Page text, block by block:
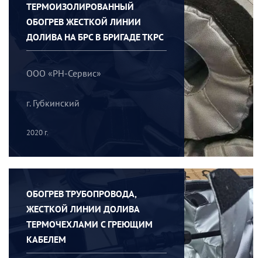
ТЕРМОИЗОЛИРОВАННЫЙ
ОБОГРЕВ ЖЕСТКОЙ ЛИНИИ
ДОЛИВА НА БРС В БРИГАДЕ ТКРС
ООО «РН-Сервис»
г. Губкинский
2020 г.
ОБОГРЕВ ТРУБОПРОВОДА,
ЖЕСТКОЙ ЛИНИИ ДОЛИВА
ТЕРМОЧЕХЛАМИ С ГРЕЮЩИМ
КАБЕЛЕМ